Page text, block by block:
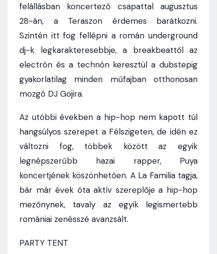
felállásban koncertező csapattal augusztus
28-án, a Teraszon érdemes barátkozni.
Szintén itt fog fellépni a román underground
dj-k legkarakteresebbje, a breakbeattől az
electrón és a technón keresztül a dubstepig
gyakorlatilag minden műfajban otthonosan
mozgó DJ Gojira.
Az utóbbi években a hip-hop nem kapott túl
hangsúlyos szerepet a Félszigeten, de idén ez
változni fog, többek között az egyik
legnépszerűbb hazai rapper, Puya
koncertjének köszönhetően. A La Familia tagja,
bár már évek óta aktív szereplője a hip-hop
mezőnynek, tavaly az egyik legismertebb
romániai zenésszé avanzsált.
PARTY TENT